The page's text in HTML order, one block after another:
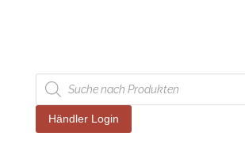
Products
search
Händler Login